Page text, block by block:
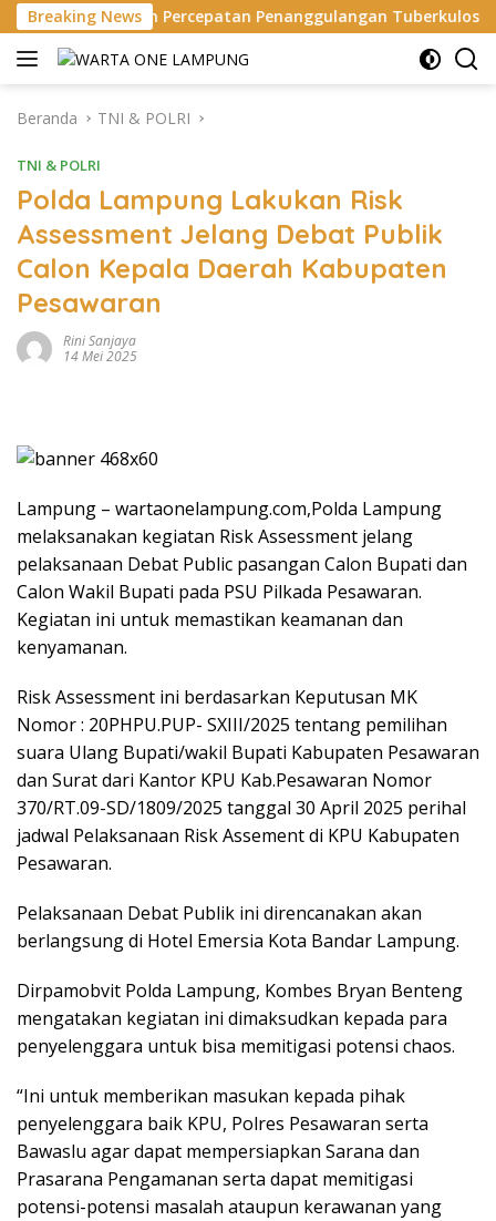
Langsung
ke
konten
Breaking NewsPenanggulangan Tuberkulosis di Tanggamus
Beranda TNI & POLRI
TNI & POLRI
Polda Lampung Lakukan Risk
Assessment Jelang Debat Publik
Calon Kepala Daerah Kabupaten
Pesawaran
Rini Sanjaya
14 Mei 2025
Lampung – wartaonelampung.com,Polda Lampung
melaksanakan kegiatan Risk Assessment jelang
pelaksanaan Debat Public pasangan Calon Bupati dan
Calon Wakil Bupati pada PSU Pilkada Pesawaran.
Kegiatan ini untuk memastikan keamanan dan
kenyamanan.
Risk Assessment ini berdasarkan Keputusan MK
Nomor : 20PHPU.PUP- SXIII/2025 tentang pemilihan
suara Ulang Bupati/wakil Bupati Kabupaten Pesawaran
dan Surat dari Kantor KPU Kab.Pesawaran Nomor
370/RT.09-SD/1809/2025 tanggal 30 April 2025 perihal
jadwal Pelaksanaan Risk Assement di KPU Kabupaten
Pesawaran.
Pelaksanaan Debat Publik ini direncanakan akan
berlangsung di Hotel Emersia Kota Bandar Lampung.
Dirpamobvit Polda Lampung, Kombes Bryan Benteng
mengatakan kegiatan ini dimaksudkan kepada para
penyelenggara untuk bisa memitigasi potensi chaos.
“Ini untuk memberikan masukan kepada pihak
penyelenggara baik KPU, Polres Pesawaran serta
Bawaslu agar dapat mempersiapkan Sarana dan
Prasarana Pengamanan serta dapat memitigasi
potensi-potensi masalah ataupun kerawanan yang